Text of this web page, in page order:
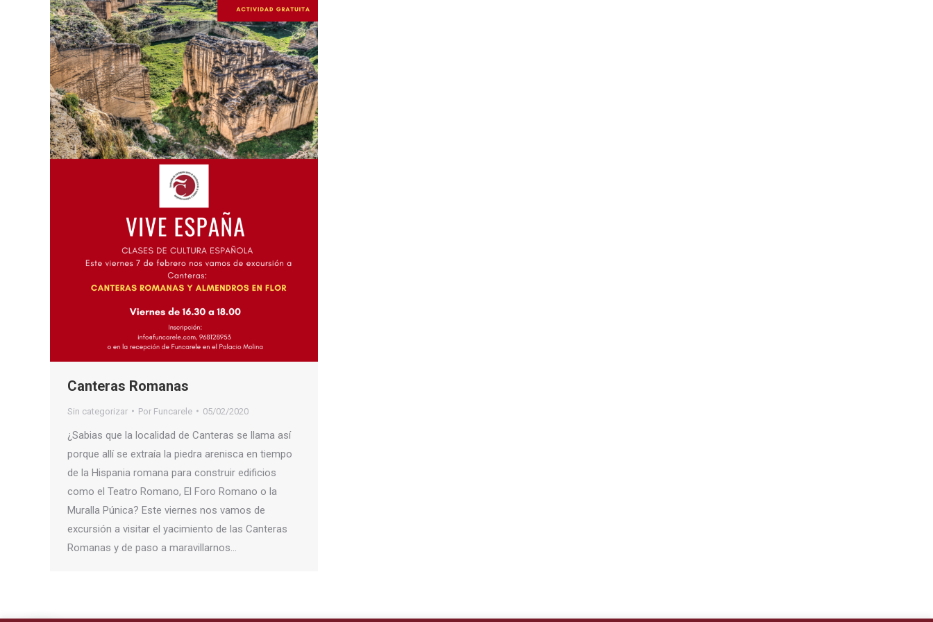
Canteras Romanas
Sin categorizar Por Funcarele 05/02/2020
¿Sabias que la localidad de Canteras se llama así
porque allí se extraía la piedra arenisca en tiempo
de la Hispania romana para construir edificios
como el Teatro Romano, El Foro Romano o la
Muralla Púnica? Este viernes nos vamos de
excursión a visitar el yacimiento de las Canteras
Romanas y de paso a maravillarnos…